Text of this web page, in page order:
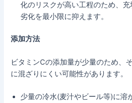
化のリスクが高い工程のため、
劣化を最小限に抑えます。
添加方法
ビタミンCの添加量が少量のため、
に混ざりにくい可能性があります。
少量の冷水(麦汁やビール等)に溶